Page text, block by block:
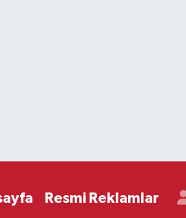
Resmi Reklamlar